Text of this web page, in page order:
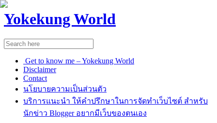
Yokekung World
Get to know me – Yokekung World
Disclaimer
Contact
นโยบายความเป็นส่วนตัว
บริการแนะนำ ให้คำปรึกษาในการจัดทำเว็บไซต์ สำหรับ
นักข่าว Blogger อยากมีเว็บของตนเอง